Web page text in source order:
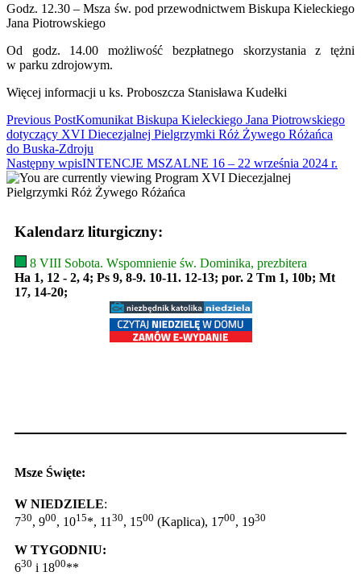
Godz. 12.30 – Msza św. pod przewodnictwem Biskupa Kieleckiego
Jana Piotrowskiego
Od godz. 14.00 możliwość bezpłatnego skorzystania z tężni
w parku zdrojowym.
Więcej informacji u ks. Proboszcza Stanisława Kudełki
Read
more
articles
Previous PostKomunikat Biskupa Kieleckiego Jana Piotrowskiego
dotyczący XVI Diecezjalnej Pielgrzymki Róż Żywego Różańca
do Buska-Zdroju
Następny wpisINTENCJE MSZALNE 16 – 22 września 2024 r.
Kalendarz liturgiczny:
8 VIII Sobota. Wspomnienie św. Dominika, prezbitera
Ha 1, 12 - 2, 4; Ps 9, 8-9. 10-11. 12-13; por. 2 Tm 1, 10b; Mt
17, 14-20;
Msze Święte:
W NIEDZIELE:
730, 900, 1015*, 1130, 1500 (Kaplica), 1700, 1930
W TYGODNIU:
630 i 1800**